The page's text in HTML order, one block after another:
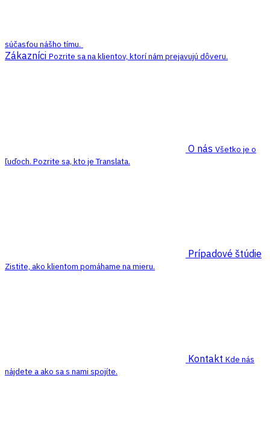
súčasťou nášho tímu.
Zákazníci Pozrite sa na klientov, ktorí nám prejavujú dôveru.
O nás Všetko je o
ľuďoch. Pozrite sa, kto je Translata.
Prípadové štúdie
Zistite, ako klientom pomáhame na mieru.
Kontakt Kde nás
nájdete a ako sa s nami spojíte.